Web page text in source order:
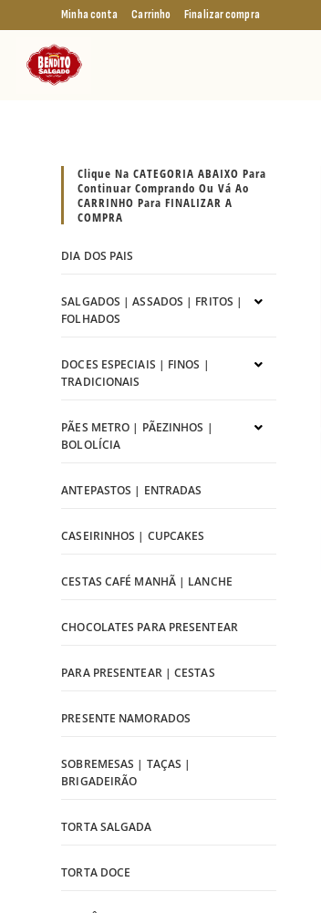
Minha conta Carrinho Finalizar compra
Clique Na CATEGORIA ABAIXO Para
Continuar Comprando Ou Vá Ao
CARRINHO Para FINALIZAR A
COMPRA
DIA DOS PAIS
SALGADOS | ASSADOS | FRITOS |
FOLHADOS
DOCES ESPECIAIS | FINOS |
TRADICIONAIS
PÃES METRO | PÃEZINHOS |
BOLOLÍCIA
ANTEPASTOS | ENTRADAS
CASEIRINHOS | CUPCAKES
CESTAS CAFÉ MANHÃ | LANCHE
CHOCOLATES PARA PRESENTEAR
PARA PRESENTEAR | CESTAS
PRESENTE NAMORADOS
SOBREMESAS | TAÇAS |
BRIGADEIRÃO
TORTA SALGADA
TORTA DOCE